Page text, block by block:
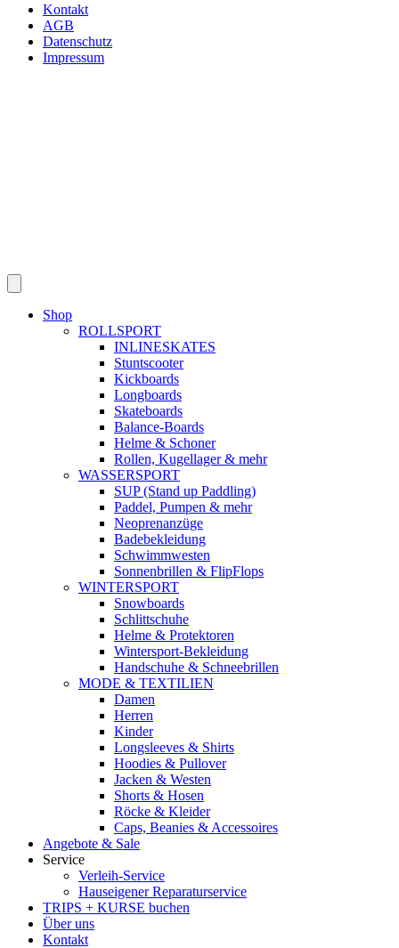
Kontakt
AGB
Datenschutz
Impressum
Shop
ROLLSPORT
INLINESKATES
Stuntscooter
Kickboards
Longboards
Skateboards
Balance-Boards
Helme & Schoner
Rollen, Kugellager & mehr
WASSERSPORT
SUP (Stand up Paddling)
Paddel, Pumpen & mehr
Neoprenanzüge
Badebekleidung
Schwimmwesten
Sonnenbrillen & FlipFlops
WINTERSPORT
Snowboards
Schlittschuhe
Helme & Protektoren
Wintersport-Bekleidung
Handschuhe & Schneebrillen
MODE & TEXTILIEN
Damen
Herren
Kinder
Longsleeves & Shirts
Hoodies & Pullover
Jacken & Westen
Shorts & Hosen
Röcke & Kleider
Caps, Beanies & Accessoires
Angebote & Sale
Service
Verleih-Service
Hauseigener Reparaturservice
TRIPS + KURSE buchen
Über uns
Kontakt